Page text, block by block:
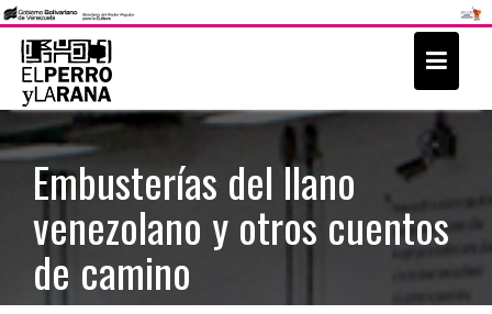
t
Embusterías del llano
venezolano y otros cuentos
de camino